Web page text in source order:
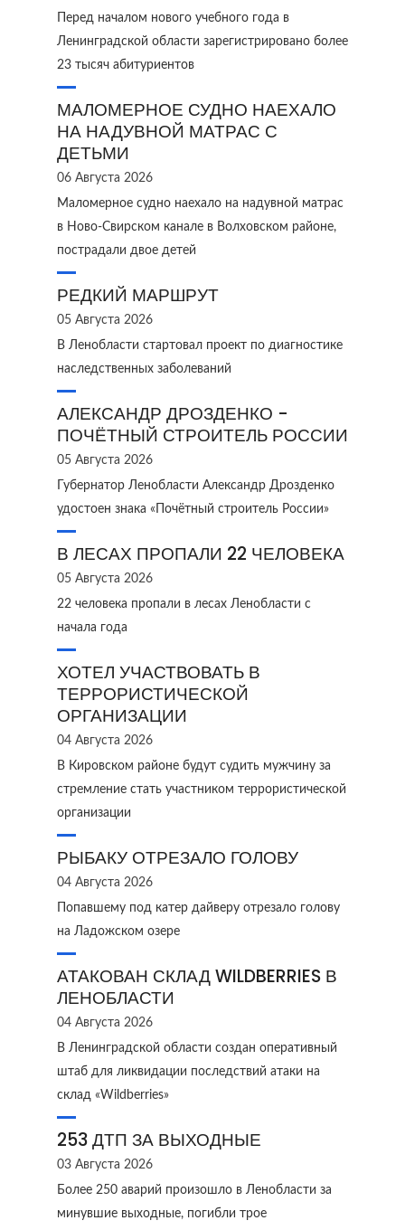
Перед началом нового учебного года в
Ленинградской области зарегистрировано более
23 тысяч абитуриентов
МАЛОМЕРНОЕ СУДНО НАЕХАЛО
НА НАДУВНОЙ МАТРАС С
ДЕТЬМИ
06 Августа 2026
Маломерное судно наехало на надувной матрас
в Ново‑Свирском канале в Волховском районе,
пострадали двое детей
РЕДКИЙ МАРШРУТ
05 Августа 2026
В Ленобласти стартовал проект по диагностике
наследственных заболеваний
АЛЕКСАНДР ДРОЗДЕНКО -
ПОЧЁТНЫЙ СТРОИТЕЛЬ РОССИИ
05 Августа 2026
Губернатор Ленобласти Александр Дрозденко
удостоен знака «Почётный строитель России»
В ЛЕСАХ ПРОПАЛИ 22 ЧЕЛОВЕКА
05 Августа 2026
22 человека пропали в лесах Ленобласти с
начала года
ХОТЕЛ УЧАСТВОВАТЬ В
ТЕРРОРИСТИЧЕСКОЙ
ОРГАНИЗАЦИИ
04 Августа 2026
В Кировском районе будут судить мужчину за
стремление стать участником террористической
организации
РЫБАКУ ОТРЕЗАЛО ГОЛОВУ
04 Августа 2026
Попавшему под катер дайверу отрезало голову
на Ладожском озере
АТАКОВАН СКЛАД WILDBERRIES В
ЛЕНОБЛАСТИ
04 Августа 2026
В Ленинградской области создан оперативный
штаб для ликвидации последствий атаки на
склад «Wildberries»
253 ДТП ЗА ВЫХОДНЫЕ
03 Августа 2026
Более 250 аварий произошло в Ленобласти за
минувшие выходные, погибли трое